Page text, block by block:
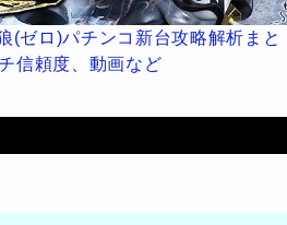
(ゼロ)パチンコ新台攻略解析まと
信頼度、動画など